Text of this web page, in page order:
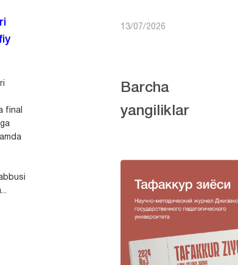
final
13/07/2026
Barcha
yangiliklar